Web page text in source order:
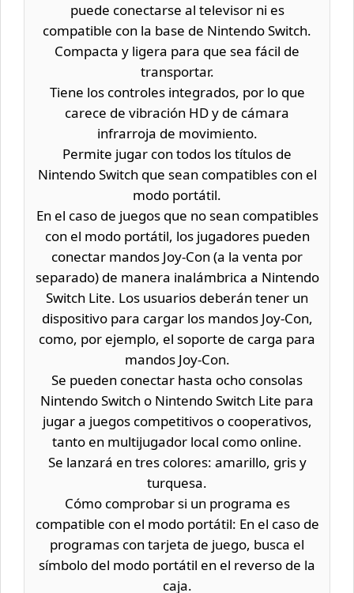
puede conectarse al televisor ni es
compatible con la base de Nintendo Switch.
Compacta y ligera para que sea fácil de
transportar.
Tiene los controles integrados, por lo que
carece de vibración HD y de cámara
infrarroja de movimiento.
Permite jugar con todos los títulos de
Nintendo Switch que sean compatibles con el
modo portátil.
En el caso de juegos que no sean compatibles
con el modo portátil, los jugadores pueden
conectar mandos Joy-Con (a la venta por
separado) de manera inalámbrica a Nintendo
Switch Lite. Los usuarios deberán tener un
dispositivo para cargar los mandos Joy-Con,
como, por ejemplo, el soporte de carga para
mandos Joy-Con.
Se pueden conectar hasta ocho consolas
Nintendo Switch o Nintendo Switch Lite para
jugar a juegos competitivos o cooperativos,
tanto en multijugador local como online.
Se lanzará en tres colores: amarillo, gris y
turquesa.
Cómo comprobar si un programa es
compatible con el modo portátil: En el caso de
programas con tarjeta de juego, busca el
símbolo del modo portátil en el reverso de la
caja.